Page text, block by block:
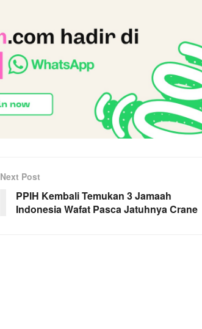
Next Post
PPIH Kembali Temukan 3 Jamaah
Indonesia Wafat Pasca Jatuhnya Crane